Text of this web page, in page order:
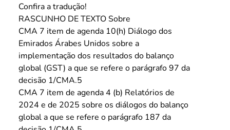
Confira a tradução!
RASCUNHO DE TEXTO Sobre
CMA 7 item de agenda 10(h) Diálogo dos
Emirados Árabes Unidos sobre a
implementação dos resultados do balanço
global (GST) a que se refere o parágrafo 97 da
decisão 1/CMA.5
CMA 7 item de agenda 4 (b) Relatórios de
2024 e de 2025 sobre os diálogos do balanço
global a que se refere o parágrafo 187 da